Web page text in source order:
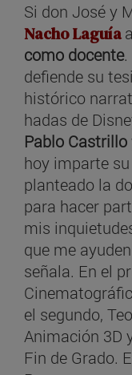
Si don José y
Nacho Laguía
como docente.
defiende su
histórico
hadas de
Pablo Castrillo
hoy imparte
planteado la
para hacer
mis
que me
señala. En el
el segundo,
Animación 3D
Fin de Grado.